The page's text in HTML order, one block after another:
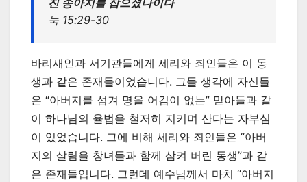
진 송아지를 잡으셨나이다
눅 15:29-30
바리새인과 서기관들에게 세리와 죄인들은 이 동
생과 같은 존재들이었습니다. 그들 생각에 자신들
은 “아버지를 섬겨 명을 어김이 없는” 맏아들과 같
이 하나님의 율법을 철저히 지키며 산다는 자부심
이 있었습니다. 그에 비해 세리와 죄인들은 “아버
지의 살림을 창녀들과 함께 삼켜 버린 동생”과 같
은 존재들입니다. 그런데 예수님께서 마치 “아버지